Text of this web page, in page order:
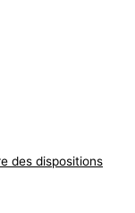
des dispositions